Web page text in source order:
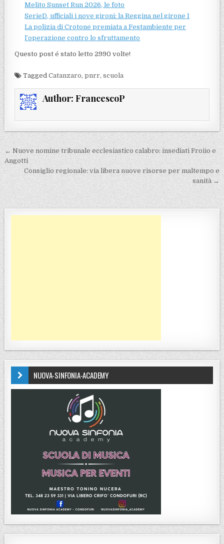
Melito Sunset Run 2026, le foto
SerieD, ufficiali i nove gironi: la Reggina nel girone I
La polizia di Crotone premiata a Festambiente per
l’operazione contro lo sfruttamento
Questo post é stato letto 2990 volte!
TaggedCatanzaro,pnrr,scuola
Author: FrancescoP
Navigazione articoli
← Nuove nomine tribunale ecclesiastico calabro: insediati Froiio e
Angotti
Consiglio regionale: via libera nuove risorse per maltempo e
sanità →
NUOVA-SINFONIA-ACADEMY